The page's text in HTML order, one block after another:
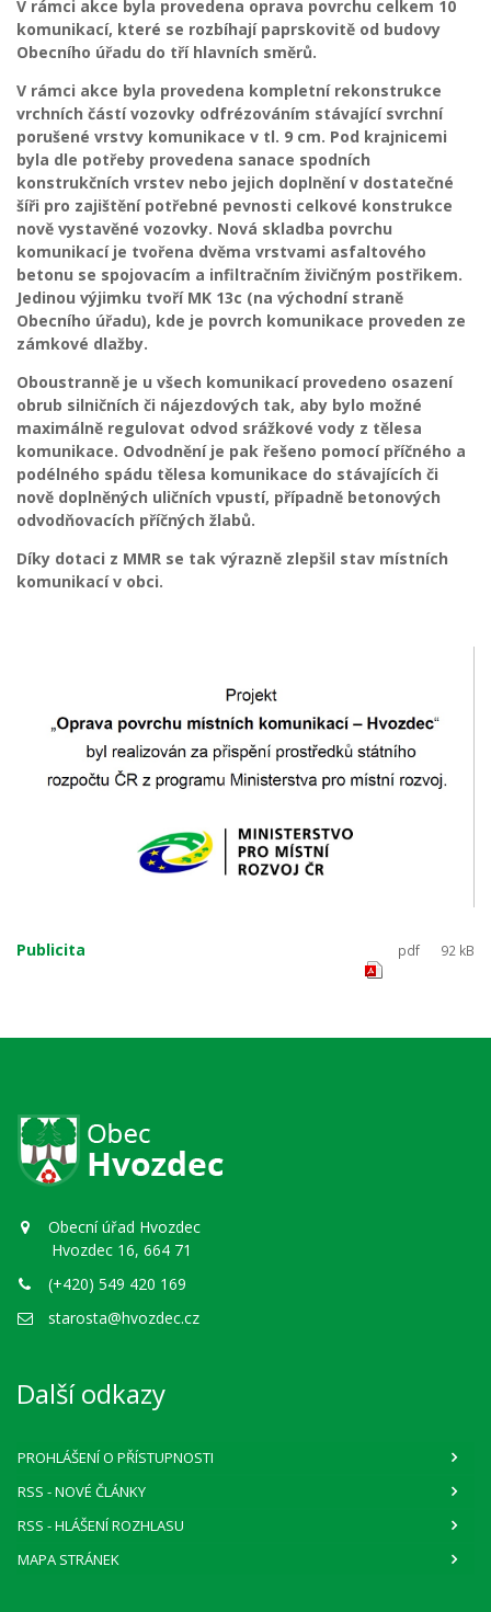
V rámci akce byla provedena oprava povrchu celkem 10
komunikací, které se rozbíhají paprskovitě od budovy
Obecního úřadu do tří hlavních směrů.
V rámci akce byla provedena kompletní rekonstrukce
vrchních částí vozovky odfrézováním stávající svrchní
porušené vrstvy komunikace v tl. 9 cm. Pod krajnicemi
byla dle potřeby provedena sanace spodních
konstrukčních vrstev nebo jejich doplnění v dostatečné
šíři pro zajištění potřebné pevnosti celkové konstrukce
nově vystavěné vozovky. Nová skladba povrchu
komunikací je tvořena dvěma vrstvami asfaltového
betonu se spojovacím a infiltračním živičným postřikem.
Jedinou výjimku tvoří MK 13c (na východní straně
Obecního úřadu), kde je povrch komunikace proveden ze
zámkové dlažby.
Oboustranně je u všech komunikací provedeno osazení
obrub silničních či nájezdových tak, aby bylo možné
maximálně regulovat odvod srážkové vody z tělesa
komunikace. Odvodnění je pak řešeno pomocí příčného a
podélného spádu tělesa komunikace do stávajících či
nově doplněných uličních vpustí, případně betonových
odvodňovacích příčných žlabů.
Díky dotaci z MMR se tak výrazně zlepšil stav místních
komunikací v obci.
Publicita pdf 92 kB
Obecní úřad Hvozdec
Hvozdec 16, 664 71
(+420) 549 420 169
starosta@hvozdec.cz
Další odkazy
PROHLÁŠENÍ O PŘÍSTUPNOSTI
RSS - NOVÉ ČLÁNKY
RSS - HLÁŠENÍ ROZHLASU
MAPA STRÁNEK